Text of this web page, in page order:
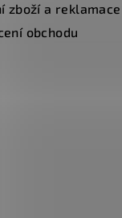
zboží a reklamace
obchodu